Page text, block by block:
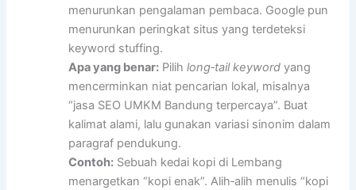
menurunkan pengalaman pembaca. Google pun
menurunkan peringkat situs yang terdeteksi
keyword stuffing.
Apa yang benar: Pilihlong‑tail keyword yang
mencerminkan niat pencarian lokal, misalnya
“jasa SEO UMKM Bandung terpercaya”. Buat
kalimat alami, lalu gunakan variasi sinonim dalam
paragraf pendukung.
Contoh: Sebuah kedai kopi di Lembang
menargetkan “kopi enak”. Alih‑alih menulis “kopi